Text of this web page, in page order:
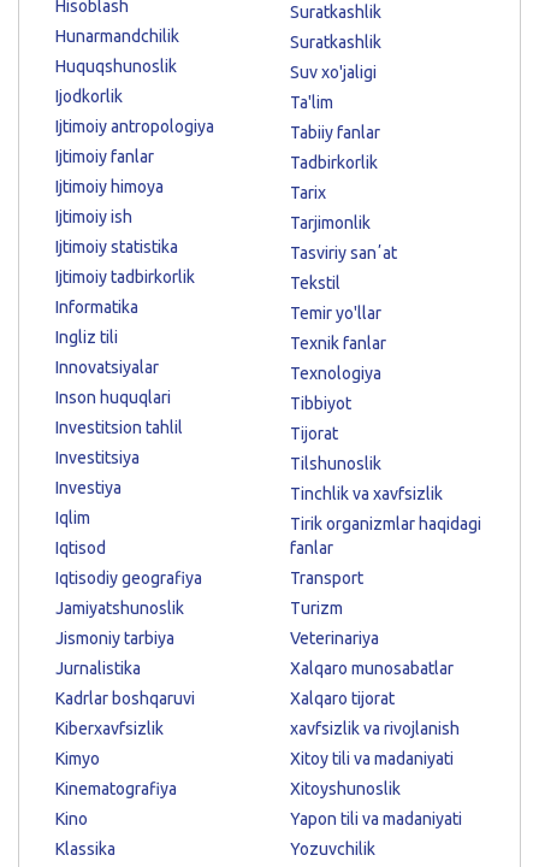
Hisoblash
Hunarmandchilik
Huquqshunoslik
Ijodkorlik
Ijtimoiy antropologiya
Ijtimoiy fanlar
Ijtimoiy himoya
Ijtimoiy ish
Ijtimoiy statistika
Ijtimoiy tadbirkorlik
Informatika
Ingliz tili
Innovatsiyalar
Inson huquqlari
Investitsion tahlil
Investitsiya
Investiya
Iqlim
Iqtisod
Iqtisodiy geografiya
Jamiyatshunoslik
Jismoniy tarbiya
Jurnalistika
Kadrlar boshqaruvi
Kiberxavfsizlik
Kimyo
Kinematografiya
Kino
Klassika
Suratkashlik
Suratkashlik
Suv xo'jaligi
Ta'lim
Tabiiy fanlar
Tadbirkorlik
Tarix
Tarjimonlik
Tasviriy sanʼat
Tekstil
Temir yo'llar
Texnik fanlar
Texnologiya
Tibbiyot
Tijorat
Tilshunoslik
Tinchlik va xavfsizlik
Tirik organizmlar haqidagi
fanlar
Transport
Turizm
Veterinariya
Xalqaro munosabatlar
Xalqaro tijorat
xavfsizlik va rivojlanish
Xitoy tili va madaniyati
Xitoyshunoslik
Yapon tili va madaniyati
Yozuvchilik